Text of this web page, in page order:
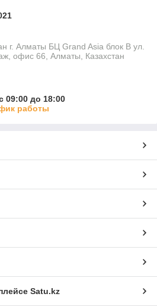
г. Алматы БЦ Grand Asia блок B ул.
офис 66, Алматы, Казахстан
09:00 до 18:00
работы
Satu.kz